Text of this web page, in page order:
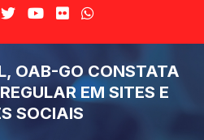
OAB-GO CONSTATA
EM SITES E
SOCIAIS